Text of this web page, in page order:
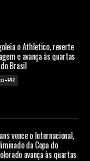
o Athletico, reverte
e avança às quartas
Brasil
PR
vence o Internacional,
da Copa do
avança às quartas